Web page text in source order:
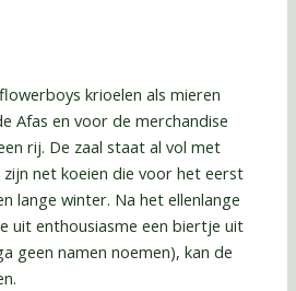
krioelen als mieren
Afas en voor de merchandise
rij. De zaal staat al vol met
net koeien die voor het eerst
lange winter. Na het ellenlange
uit enthousiasme een biertje uit
geen namen noemen), kan de